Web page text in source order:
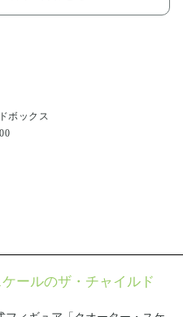
ボックス
ールのザ・チャイルド